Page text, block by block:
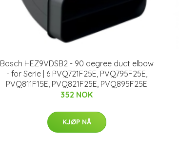
Bosch HEZ9VDSB2 - 90 degree duct elbow
- for Serie | 6 PVQ721F25E, PVQ795F25E,
PVQ811F15E, PVQ821F25E, PVQ895F25E
352 NOK
KJØP NÅ